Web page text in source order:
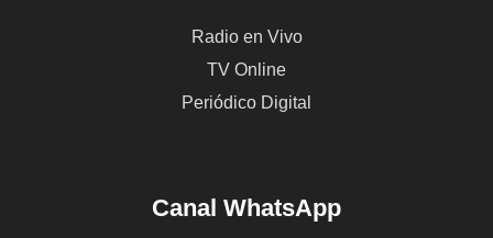
Radio en Vivo
TV Online
Periódico Digital
Canal WhatsApp